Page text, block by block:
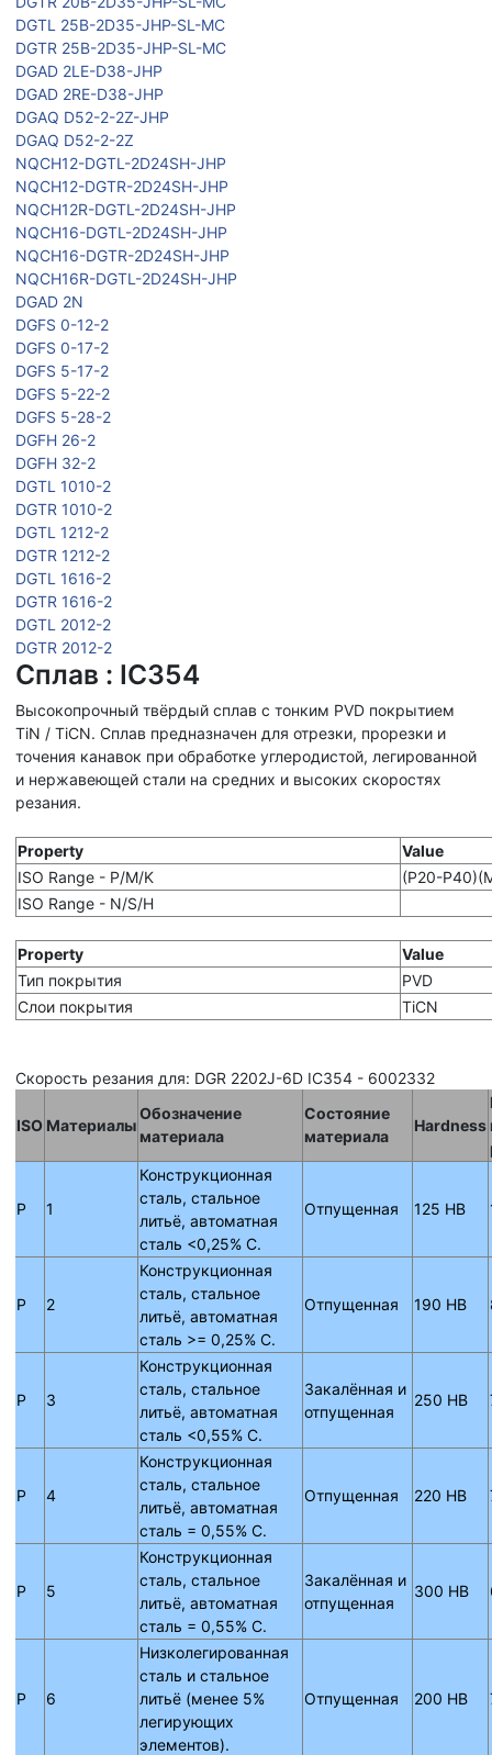
DGTL 25B-2D35-JHP-SL-MC
DGTR 25B-2D35-JHP-SL-MC
DGAD 2LE-D38-JHP
DGAD 2RE-D38-JHP
DGAQ D52-2-2Z-JHP
DGAQ D52-2-2Z
NQCH12-DGTL-2D24SH-JHP
NQCH12-DGTR-2D24SH-JHP
NQCH12R-DGTL-2D24SH-JHP
NQCH16-DGTL-2D24SH-JHP
NQCH16-DGTR-2D24SH-JHP
NQCH16R-DGTL-2D24SH-JHP
DGAD 2N
DGFS 0-12-2
DGFS 0-17-2
DGFS 5-17-2
DGFS 5-22-2
DGFS 5-28-2
DGFH 26-2
DGFH 32-2
DGTL 1010-2
DGTR 1010-2
DGTL 1212-2
DGTR 1212-2
DGTL 1616-2
DGTR 1616-2
DGTL 2012-2
DGTR 2012-2
Сплав : IC354
Высокопрочный твёрдый сплав с тонким PVD покрытием
TiN / TiCN. Сплав предназначен для отрезки, прорезки и
точения канавок при обработке углеродистой, легированной
и нержавеющей стали на средних и высоких скоростях
резания.
Property
Value
ISO Range - P/M/K
(P20-
ISO Range - N/S/H
Property
Value
Тип покрытия
PVD
Слои покрытия
TiCN
Скорость резания для: DGR 2202J-6D IC354 - 6002332
ISO Материалы
Обозначение
материала
Состояние
материала
Hardness
P 1
Конструкционная
сталь, стальное
литьё, автоматная
сталь <0,25% C.
Отпущенная 125 HB
P 2
Конструкционная
сталь, стальное
литьё, автоматная
сталь >= 0,25% C.
Отпущенная 190 HB
P 3
Конструкционная
сталь, стальное
литьё, автоматная
сталь <0,55% C.
Закалённая и
отпущенная
250 HB
P 4
Конструкционная
сталь, стальное
литьё, автоматная
сталь = 0,55% C.
Отпущенная 220 HB
P 5
Конструкционная
сталь, стальное
литьё, автоматная
сталь = 0,55% C.
Закалённая и
отпущенная
300 HB
P 6
Низколегированная
сталь и стальное
литьё (менее 5%
легирующих
элементов).
Отпущенная 200 HB